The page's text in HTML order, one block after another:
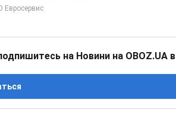
на Новини на OBOZ.UA в